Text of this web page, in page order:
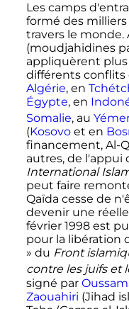
Les camps
formé des
travers le monde.
(moudjahidines
appliquèrent
différents conflits
Algérie, en
Égypte, en
Somalie, au
(Kosovoet en
financement, Al-
autres, de l'appui
International
peut faire
Qaïda cesse de
devenir une
février 1998est
pour la libération
» du Front
contre les juifs et
signé par
Zaouahiri (Jihad